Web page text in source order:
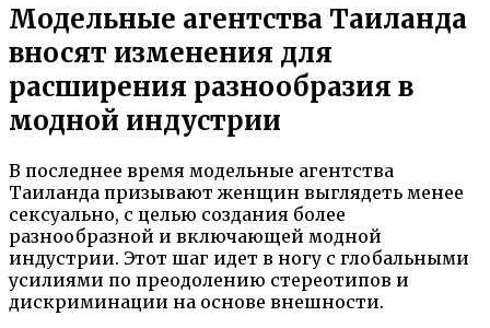
Модельные агентства Таиланда
вносят изменения для
расширения разнообразия в
модной индустрии
В последнее время модельные агентства
Таиланда призывают женщин выглядеть менее
сексуально, с целью создания более
разнообразной и включающей модной
индустрии. Этот шаг идет в ногу с глобальными
усилиями по преодолению стереотипов и
дискриминации на основе внешности.